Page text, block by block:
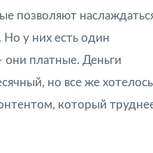
позволяют
Но у них есть один
они платные. Деньги
но все же хотелось
который